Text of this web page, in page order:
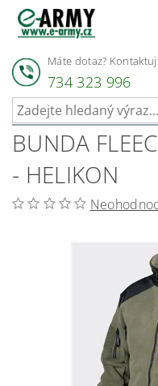
Máte dotaz?
734 323 996
BUNDA
- HELIKON